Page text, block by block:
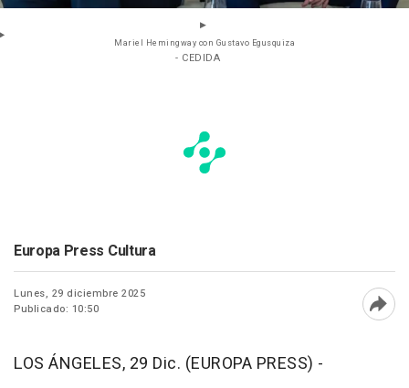
Mariel Hemingway con Gustavo Egusquiza
- CEDIDA
Europa Press Cultura
Lunes, 29 diciembre 2025
Publicado: 10:50
LOS ÁNGELES, 29 Dic. (EUROPA PRESS) -